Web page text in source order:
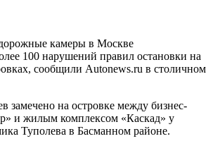
камеры в Москве
100 нарушений правил остановки на
сообщили Autonews.ru в столичном
замечено на островке между бизнес-
и жилым комплексом «Каскад» у
Туполева в Басманном районе.